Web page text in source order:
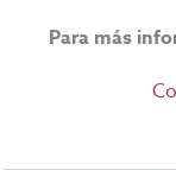
Para más